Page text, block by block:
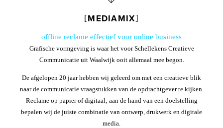
MEDIAMIX
offline reclame effectief voor online business
Grafische vormgeving is waar het voorSchellekens Creatieve
Communicatieuit Waalwijk ooit allemaal mee begon.
De afgelopen 20 jaar hebben wij geleerd om met een creatieve blik
naar de communicatie vraagstukken van de opdrachtgever te kijken.
Reclame op papierofdigitaal; aan de hand van een doelstelling
bepalen wij de juiste combinatie van ontwerp, drukwerk en digitale
media.